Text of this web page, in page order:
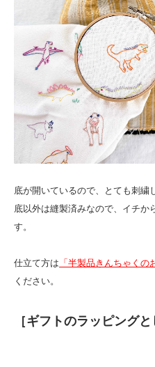
底が開いているので、とても刺繍
底以外は縫製済みなので、イチか
す。
仕立て方は 「半製品きんちゃくの
ください。
［ギフトのラッピングと